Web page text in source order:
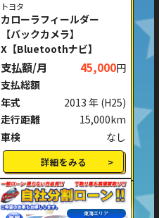
トヨタ
カローラフィールダー
【バックカメラ】
X【Bluetoothナビ】
支払額/月 45,000円
支払総額
年式
2013 年 (H25)
走行距離
15,000km
車検
なし
詳細をみる
東海エリア